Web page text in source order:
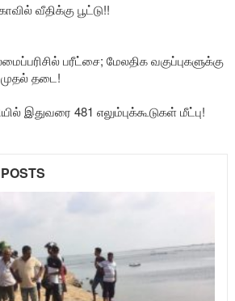
வீதிக்கு பூட்டு!!
பரீட்சை; மேலதிக வகுப்புகளுக்கு
முதல் தடை!
இதுவரை 481 எலும்புக்கூடுகள் மீட்பு!